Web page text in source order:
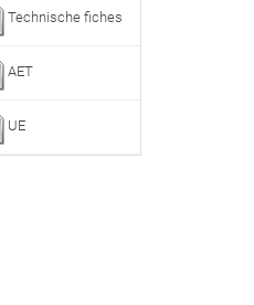
Technische fiches
AET
UE